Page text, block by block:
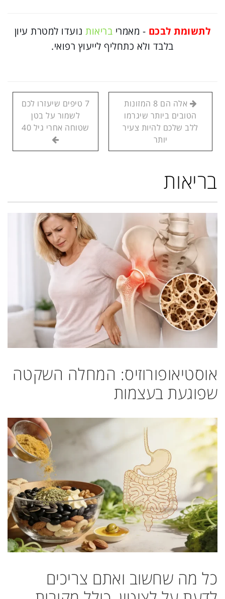
לתשומת לבכם - מאמרי בריאותנועדו למטרת עיון
בלבד ולא כתחליף לייעוץ רפואי.
אלה הם 8 המזונות
הטובים ביותר שיגרמו
ללב שלכם להיות צעיר
יותר
7 טיפים שיעזרו לכם
לשמור על בטן
שטוחה אחרי גיל 40
בריאות
אוסטיאופורוזיס: המחלה השקטה
שפוגעת בעצמות
כל מה שחשוב ואתם צריכים